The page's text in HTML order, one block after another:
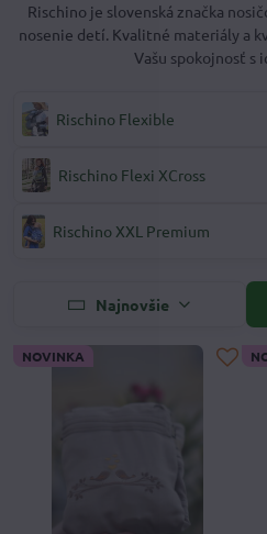
Rischino je slovenská značka
nosenie detí. Kvalitné materiály a
Vašu spokojnosť s
Rischino Flexible
Rischino Flexi XCross
Rischino XXL Premium
Najnovšie
NOVINKA